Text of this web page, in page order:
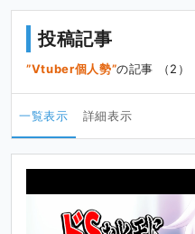
投稿記事
Vtuber個人勢 の記事 （2）
一覧表示 詳細表示